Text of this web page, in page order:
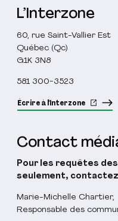
L’Interzone
60, rue Saint-Vallier Est
Québec (Qc)
G1K 3N8
581 300-3523
Écrire à l'Interzone
Contact
Pour les requêtes
seulement,
Marie-Michelle Chartier,
Responsable des